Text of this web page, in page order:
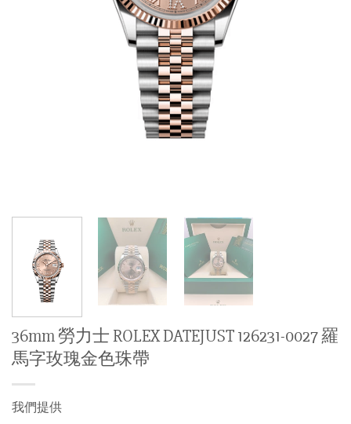
36mm 勞力士 ROLEX DATEJUST 126231-0027 羅
馬字玫瑰金色珠帶
我們提供